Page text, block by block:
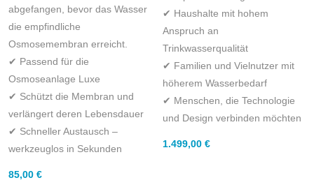
abgefangen, bevor das Wasser
die empfindliche
Osmosemembran erreicht.
✔ Passend für die
Osmoseanlage Luxe
✔ Schützt die Membran und
verlängert deren Lebensdauer
✔ Schneller Austausch –
werkzeuglos in Sekunden
85,00 €
✔ Haushalte mit hohem
Anspruch an
Trinkwasserqualität
✔ Familien und Vielnutzer mit
höherem Wasserbedarf
✔ Menschen, dieTechnologie
und Design verbinden möchten
1.499,00€